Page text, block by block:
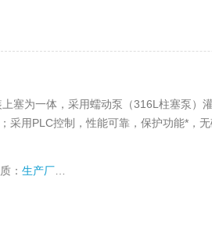
塞为一体，采用蠕动泵（316L柱塞泵）
采用PLC控制，性能可靠，保护功能*，
：生产厂家